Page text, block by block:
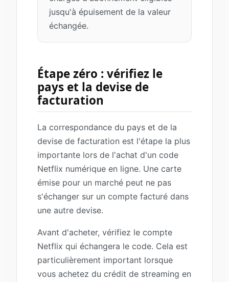
jusqu'à épuisement de la valeur
échangée.
Étape zéro : vérifiez le
pays et la devise de
facturation
La correspondance du pays et de la
devise de facturation est l'étape la plus
importante lors de l'achat d'un code
Netflix numérique en ligne. Une carte
émise pour un marché peut ne pas
s'échanger sur un compte facturé dans
une autre devise.
Avant d'acheter, vérifiez le compte
Netflix qui échangera le code. Cela est
particulièrement important lorsque
vous achetez du crédit de streaming en